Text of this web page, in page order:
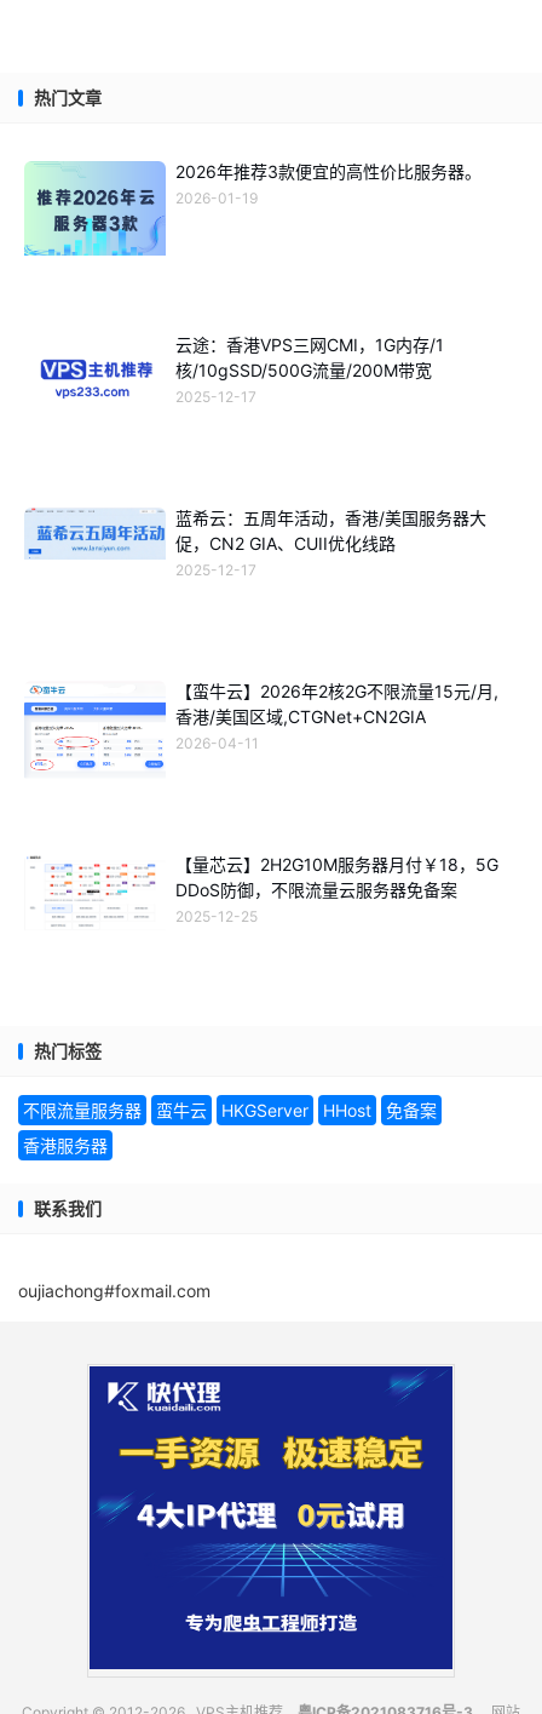
热门文章
2026年推荐3款便宜的高性价比服务器。
2026-01-19
云途：香港VPS三网CMI，1G内存/1
核/10gSSD/500G流量/200M带宽
2025-12-17
蓝希云：五周年活动，香港/美国服务器大
促，CN2 GIA、CUII优化线路
2025-12-17
【蛮牛云】2026年2核2G不限流量15元/月,
香港/美国区域,CTGNet+CN2GIA
2026-04-11
【量芯云】2H2G10M服务器月付￥18，5G
DDoS防御，不限流量云服务器免备案
2025-12-25
热门标签
不限流量服务器 蛮牛云 HKGServer HHost
免备案
香港服务器
联系我们
oujiachong#foxmail.com